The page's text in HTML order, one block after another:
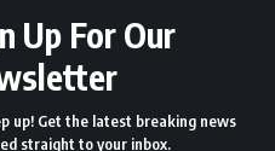
Up For Our
up! Get the latest breaking news
straight to your inbox.